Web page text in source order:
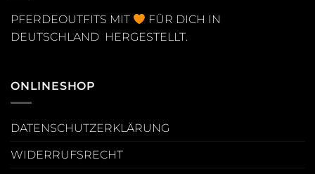
PFERDEOUTFITS MIT
FÜR DICH IN
DEUTSCHLAND HERGESTELLT.
ONLINESHOP
DATENSCHUTZERKLÄRUNG
WIDERRUFSRECHT